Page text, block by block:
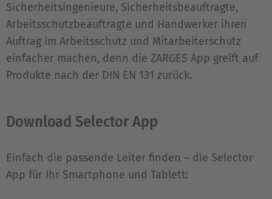
Sicherheitsingenieure, Sicherheitsbeauftragte,
Arbeitsschutzbeauftragte und Handwerker ihren
Auftrag im Arbeitsschutz und Mitarbeiterschutz
einfacher machen, denn die ZARGES App greift auf
Produkte nach der DIN EN 131 zurück.
Download Selector App
Einfach die passende Leiter finden – die Selector
App für Ihr Smartphone und Tablett: